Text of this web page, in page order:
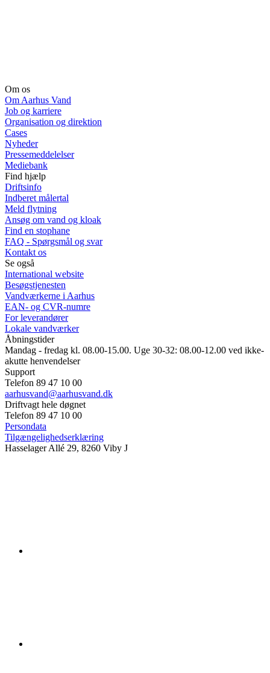
Om os
Om Aarhus Vand
Job og karriere
Organisation og direktion
Cases
Nyheder
Pressemeddelelser
Mediebank
Find hjælp
Driftsinfo
Indberet målertal
Meld flytning
Ansøg om vand og kloak
Find en stophane
FAQ - Spørgsmål og svar
Kontakt os
Se også
International website
Besøgstjenesten
Vandværkerne i Aarhus
EAN- og CVR-numre
For leverandører
Lokale vandværker
Åbningstider
Mandag - fredag kl. 08.00-15.00. Uge 30-32: 08.00-12.00 ved ikke-
akutte henvendelser
Support
Telefon 89 47 10 00
aarhusvand@aarhusvand.dk
Driftvagt hele døgnet
Telefon 89 47 10 00
Persondata
Tilgængelighedserklæring
Hasselager Allé 29, 8260 Viby J